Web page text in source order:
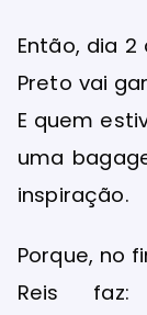
Então, dia
Preto vai
E quem
uma
inspiração.
Porque, no
Reis faz: